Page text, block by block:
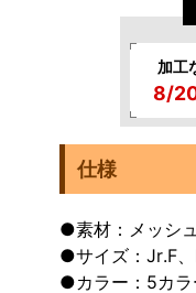
加工
8/
仕様
●素材：メッシ
●サイズ：Jr.F
●カラー：5カラ